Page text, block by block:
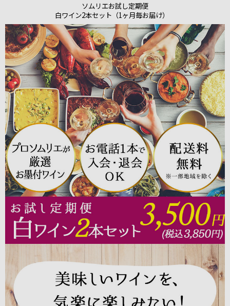
ソムリエお試し定期便
白ワイン2本セット（1ヶ月毎お届け）